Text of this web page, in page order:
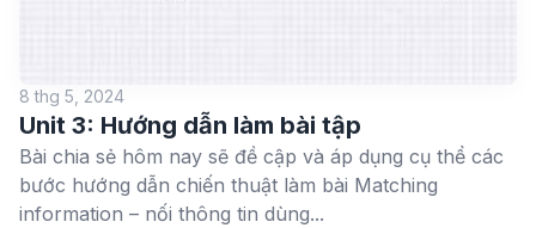
8 thg 5, 2024
Unit 3: Hướng dẫn làm bài tập
Bài chia sẻ hôm nay sẽ đề cập và áp dụng cụ thể các
bước hướng dẫn chiến thuật làm bài Matching
information – nối thông tin dùng...